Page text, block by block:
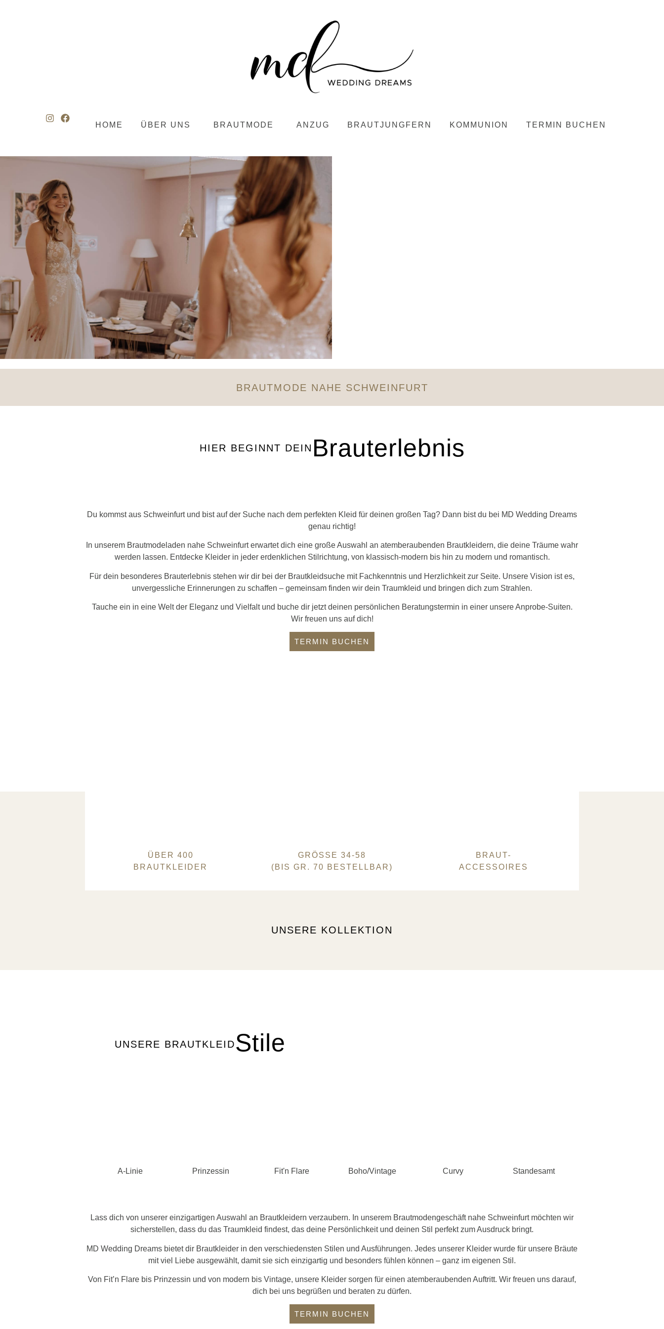
HOME ÜBER UNS BRAUTMODE ANZUG BRAUTJUNGFERN KOMMUNION TERMIN BUCHEN
BRAUTMODE NAHE SCHWEINFURT
HIER BEGINNT DEIN Brauterlebnis
Du kommst aus Schweinfurt und bist auf der Suche nach dem perfekten Kleid für deinen großen Tag? Dann bist du bei MD Wedding Dreams
genau richtig!
In unserem Brautmodeladen nahe Schweinfurt erwartet dich eine große Auswahl an atemberaubenden Brautkleidern, die deine Träume wahr
werden lassen. Entdecke Kleider in jeder erdenklichen Stilrichtung, von klassisch-modern bis hin zu modern und romantisch.
Für dein besonderes Brauterlebnis stehen wir dir bei der Brautkleidsuche mit Fachkenntnis und Herzlichkeit zur Seite. Unsere Vision ist es,
unvergessliche Erinnerungen zu schaffen – gemeinsam finden wir dein Traumkleid und bringen dich zum Strahlen.
Tauche ein in eine Welt der Eleganz und Vielfalt und buche dir jetzt deinen persönlichen Beratungstermin in einer unsere Anprobe-Suiten.
Wir freuen uns auf dich!
TERMIN BUCHEN
ÜBER 400
BRAUTKLEIDER
GRÖSSE 34-58
(BIS GR. 70 BESTELLBAR)
BRAUT-
ACCESSOIRES
UNSERE KOLLEKTION
UNSERE BRAUTKLEIDStile
A-Linie Prinzessin Fit'n Flare Boho/Vintage Curvy Standesamt
Lass dich von unserer einzigartigen Auswahl an Brautkleidern verzaubern. In unserem Brautmodengeschäft nahe Schweinfurt möchten wir
sicherstellen, dass du das Traumkleid findest, das deine Persönlichkeit und deinen Stil perfekt zum Ausdruck bringt.
MD Wedding Dreams bietet dir Brautkleider in den verschiedensten Stilen und Ausführungen. Jedes unserer Kleider wurde für unsere Bräute
mit viel Liebe ausgewählt, damit sie sich einzigartig und besonders fühlen können – ganz im eigenen Stil.
Von Fit’n Flare bis Prinzessin und von modern bis Vintage, unsere Kleider sorgen für einen atemberaubenden Auftritt. Wir freuen uns darauf,
dich bei uns begrüßen und beraten zu dürfen.
TERMIN BUCHEN